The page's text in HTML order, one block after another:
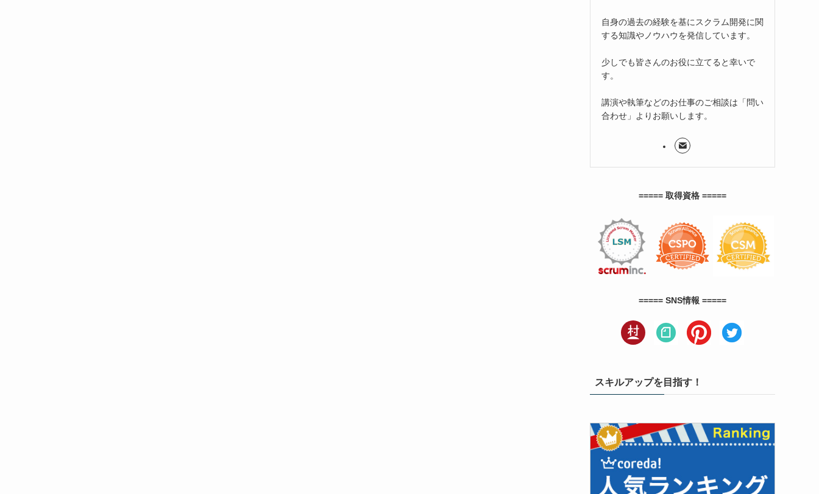
自身の過去の経験を基にスクラム開発に関
する知識やノウハウを発信しています。
少しでも皆さんのお役に立てると幸いで
す。
講演や執筆などのお仕事のご相談は「問い
合わせ」よりお願いします。
===== 取得資格 =====
===== SNS情報 =====
スキルアップを目指す！